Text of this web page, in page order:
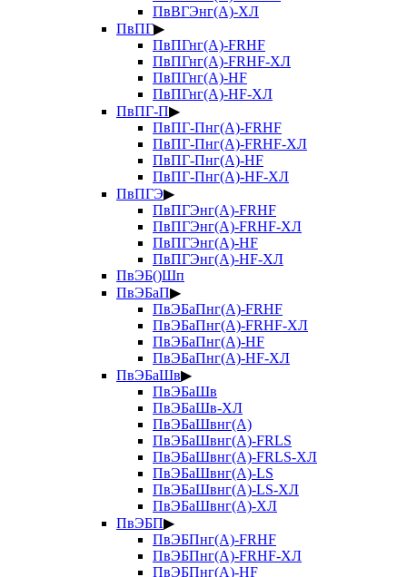
ПвВГЭнг(А)-ХЛ
ПвПГ▶
ПвПГнг(А)-FRHF
ПвПГнг(А)-FRHF-ХЛ
ПвПГнг(А)-HF
ПвПГнг(А)-HF-ХЛ
ПвПГ-П▶
ПвПГ-Пнг(А)-FRHF
ПвПГ-Пнг(А)-FRHF-ХЛ
ПвПГ-Пнг(А)-HF
ПвПГ-Пнг(А)-HF-ХЛ
ПвПГЭ▶
ПвПГЭнг(А)-FRHF
ПвПГЭнг(А)-FRHF-ХЛ
ПвПГЭнг(А)-HF
ПвПГЭнг(А)-HF-ХЛ
ПвЭБ()Шп
ПвЭБаП▶
ПвЭБаПнг(А)-FRHF
ПвЭБаПнг(А)-FRHF-ХЛ
ПвЭБаПнг(А)-HF
ПвЭБаПнг(А)-HF-ХЛ
ПвЭБаШв▶
ПвЭБаШв
ПвЭБаШв-ХЛ
ПвЭБаШвнг(А)
ПвЭБаШвнг(А)-FRLS
ПвЭБаШвнг(А)-FRLS-ХЛ
ПвЭБаШвнг(А)-LS
ПвЭБаШвнг(А)-LS-ХЛ
ПвЭБаШвнг(А)-ХЛ
ПвЭБП▶
ПвЭБПнг(А)-FRHF
ПвЭБПнг(А)-FRHF-ХЛ
ПвЭБПнг(А)-HF